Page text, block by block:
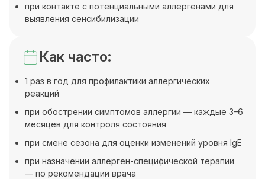
при контакте с потенциальными аллергенами для
выявления сенсибилизации
Как часто:
1 раз в год для профилактики аллергических
реакций
при обострении симптомов аллергии — каждые 3–6
месяцев для контроля состояния
при смене сезона для оценки изменений уровня IgE
при назначении аллерген-специфической терапии
— по рекомендации врача